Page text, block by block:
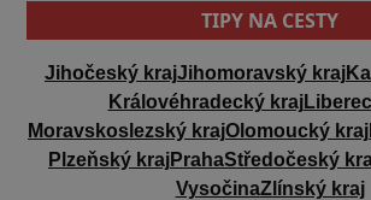
TIPY NA CESTY
Jihočeský krajJihomoravský kraj
Královéhradecký kraj
Moravskoslezský krajOlomoucký kraj
Plzeňský krajPrahaStředočeský
VysočinaZlínský kraj